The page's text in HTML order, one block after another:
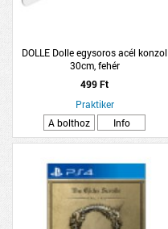
DOLLE Dolle egysoros acél konzol
30cm, fehér
499 Ft
Praktiker
A bolthoz
Info